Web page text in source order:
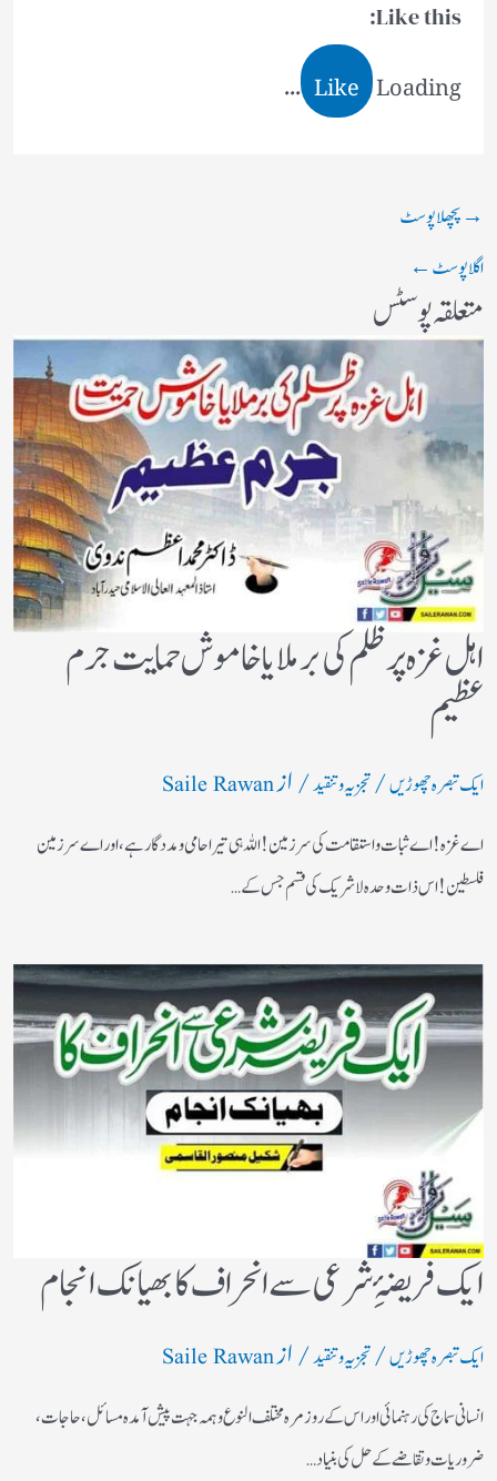
Like this:
Like Loading...
→پچھلا پوسٹ
اگلا پوسٹ←
متعلقہ پوسٹس
اہل غزہ پر ظلم کی برملا یا خاموش حمایت جرم
عظیم
ایک تبصرہ چھوڑیں/تجزیہ و تنقید/ ازSaile Rawan
اے غزہ! اے ثبات واستقامت کی سرزمین! اللہ ہی تیرا حامی ومددگار ہے، اور اے سرزمین
فلسطین! اس ذات وحدہ لاشریک کی قسم جس کے…
ایک فریضۂِ شرعی سے انحراف کا بھیانک انجام
ایک تبصرہ چھوڑیں/تجزیہ و تنقید/ ازSaile Rawan
انسانی سماج کی رہنمائی اور اس کے روز مرہ مختلف النوع وہمہ جہت پیش آمدہ مسائل ، حاجات ،
ضروریات وتقاضے کے حل کی بنیاد…